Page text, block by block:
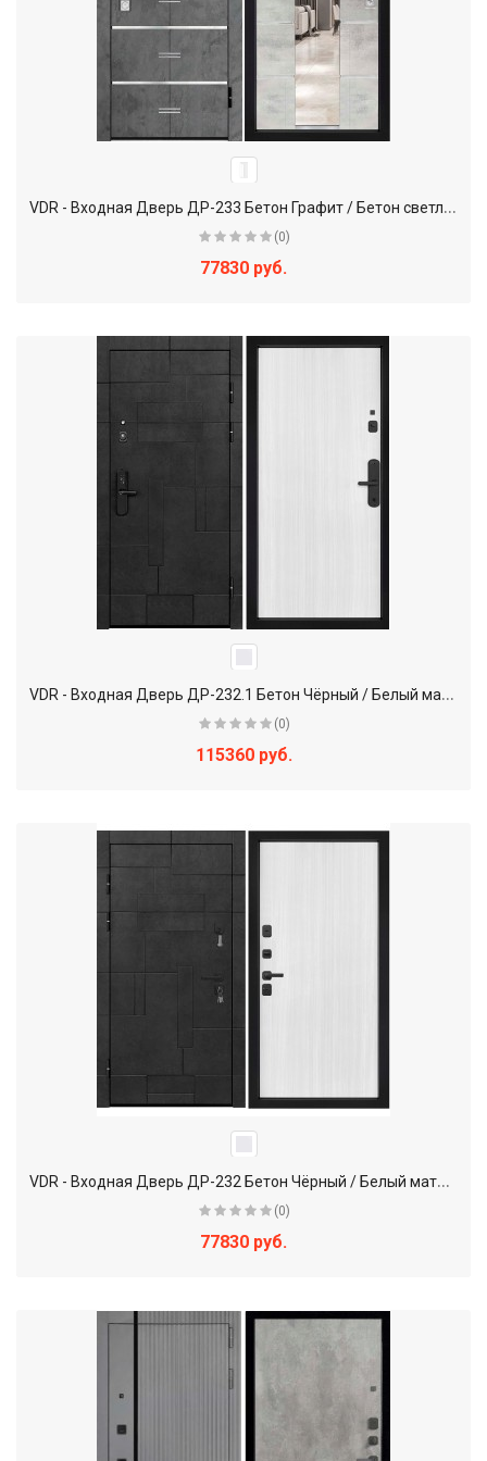
V
DR - Входная Дверь ДР-233 Бетон Графит / Бетон светлый + Зеркало
(0)
77830 руб.
V
DR - Входная Дверь ДР-232.1 Бетон Чёрный / Белый матовый
(0)
115360 руб.
V
DR - Входная Дверь ДР-232 Бетон Чёрный / Белый матовый
(0)
77830 руб.